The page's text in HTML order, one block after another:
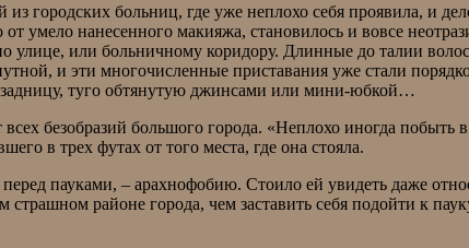
городских больниц, где уже неплохо себя проявила, и
умело нанесенного макияжа, становилось и вовсе
или больничному коридору. Длинные до талии
и эти многочисленные приставания уже стали
задницу, туго обтянутую джинсами или мини-юбкой…
безобразий большого города. «Неплохо иногда
в трех футах от того места, где она стояла.
пауками, – арахнофобию. Стоило ей увидеть даже
районе города, чем заставить себя подойти к